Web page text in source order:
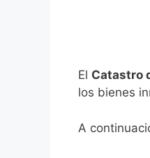
El Catastro
los bienes
A